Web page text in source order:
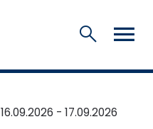
Suchen
16.09.2026 - 17.09.2026